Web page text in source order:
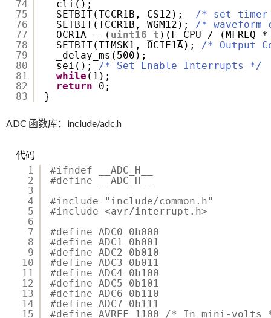
74
75
76
77
78
79
80
81
82
83
cli();
SETBIT(TCCR1B, CS12); /* set timer
SETBIT(TCCR1B, WGM12); /*
OCR1A = ( uint16_t )(F_CPU / (MFREQ
SETBIT(TIMSK1, OCIE1A); /* Output
_delay_ms(500);
sei(); /* Set Enable Interrupts */
while (1);
return
0;
}
ADC 函数库：include/adc.h
代码
1
2
3
4
5
6
7
8
9
10
11
12
13
14
15
#ifndef __ADC_H__
#define __ADC_H__
#include "include/common.h"
#include <avr/interrupt.h>
#define ADC0 0b000
#define ADC1 0b001
#define ADC2 0b010
#define ADC3 0b011
#define ADC4 0b100
#define ADC5 0b101
#define ADC6 0b110
#define ADC7 0b111
#define AVREF 1100 /* In mini-volts